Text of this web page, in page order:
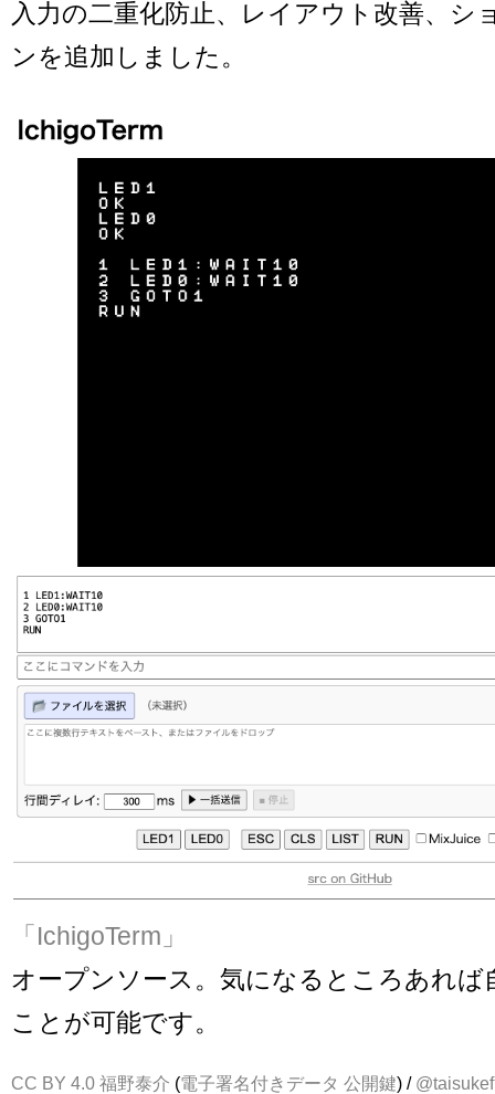
入力の二重化防止、レイアウト改善、シ
ンを追加しました。
「IchigoTerm」
オープンソース。気になるところあれば
ことが可能です。
CC BY 4.0 福野泰介 (電子署名付きデータ 公開鍵) / @taisukef